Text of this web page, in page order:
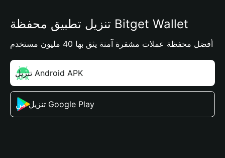
تنزيل تطبيق محفظة Bitget Wallet
أفضل محفظة عملات مشفرة آمنة يثق بها 40 مليون مستخدم
تنزيل Android APK
تنزيل من Google Play